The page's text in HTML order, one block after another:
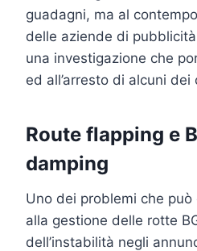
guadagni, ma al
delle aziende di
una investigazione che
ed all’arresto di alcuni dei
Route flapping e
damping
Uno dei problemi che
alla gestione delle rotte
dell’instabilità negli